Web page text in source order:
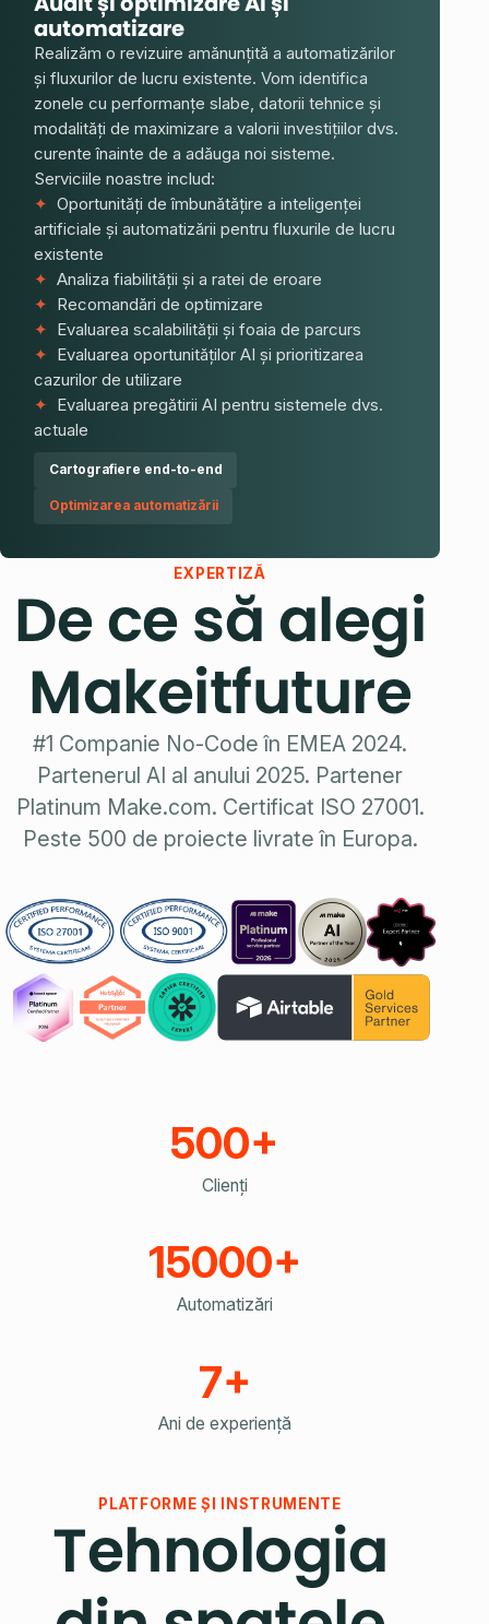
automatizare
Realizăm o revizuire amănunțită a automatizărilor
și fluxurilor de lucru existente. Vom identifica
zonele cu performanțe slabe, datorii tehnice și
modalități de maximizare a valorii investițiilor dvs.
curente înainte de a adăuga noi sisteme.
Serviciile noastre includ:
✦ Oportunități de îmbunătățire a inteligenței
artificiale și automatizării pentru fluxurile de lucru
existente
✦ Analiza fiabilității și a ratei de eroare
✦
Recomandări de optimizare
✦
Evaluarea scalabilității și foaia de parcurs
✦
Evaluarea oportunităților AI și prioritizarea
cazurilor de utilizare
✦
Evaluarea pregătirii AI pentru sistemele dvs.
actuale
Cartografiere end-to-end
Optimizarea automatizării
EXPERTIZĂ
De ce să alegi
Makeitfuture
#1 Companie No-Code în EMEA 2024.
Partenerul AI al anului 2025. Partener
Platinum Make.com. Certificat ISO 27001.
Peste 500 de proiecte livrate în Europa.
500+
Clienți
15000+
Automatizări
7+
Ani de experiență
PLATFORME ȘI INSTRUMENTE
Tehnologia